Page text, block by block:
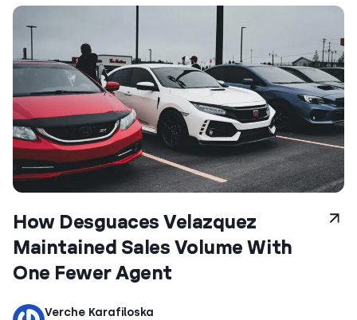
How Desguaces Velazquez
Maintained Sales Volume With
One Fewer Agent
Verche Karafiloska